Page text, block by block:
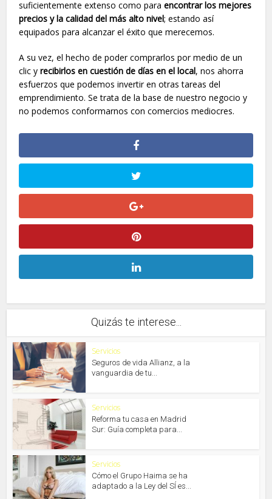
suficientemente extenso como paraencontrar los mejores
precios y la calidad del más alto nivel; estando así
equipados para alcanzar el éxito que merecemos.
A su vez, el hecho de poder comprarlos por medio de un
clic yrecibirlos en cuestión de días en el local, nos ahorra
esfuerzos que podemos invertir en otras tareas del
emprendimiento. Se trata de la base de nuestro negocio y
no podemos conformarnos con comercios mediocres.
Quizás te interese...
Servicios
Seguros de vida Allianz, a la
vanguardia de tu...
Servicios
Reforma tu casa en Madrid
Sur: Guía completa para...
Servicios
Cómo el Grupo Haima se ha
adaptado a la Ley del SÍ es...